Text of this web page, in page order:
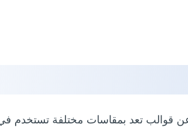
قوالب تعد بمقاسات مختلفة تستخدم في